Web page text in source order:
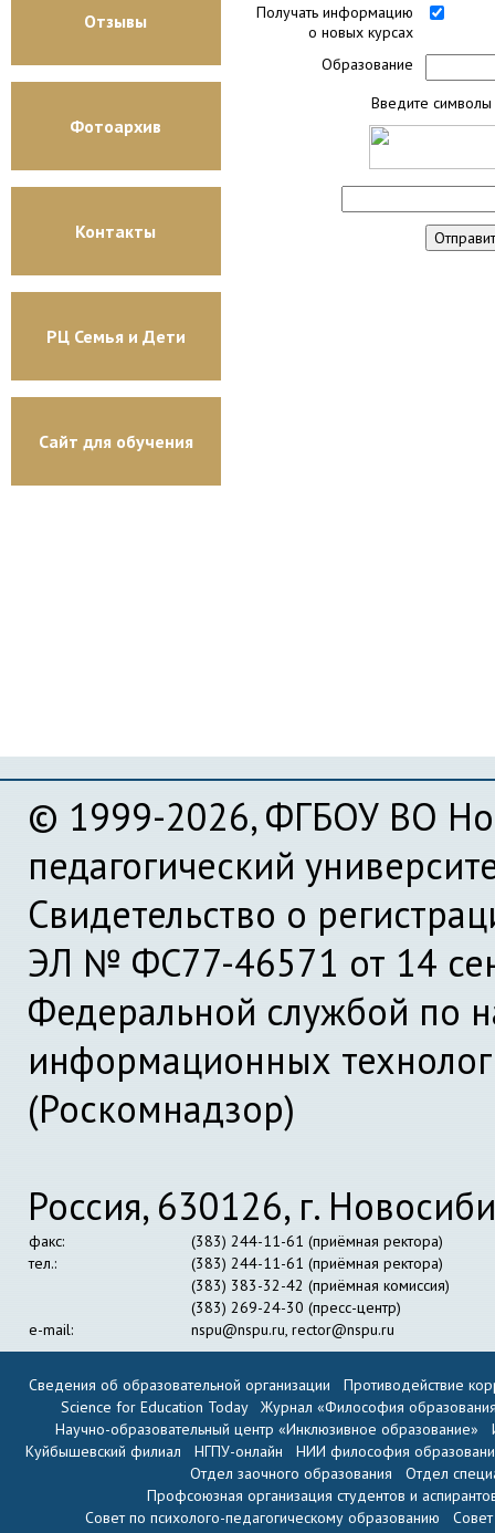
Отзывы
Фотоархив
Контакты
РЦ Семья и Дети
Сайт для обучения
Получать информацию
о новых курсах
Образование
Введите символы
© 1999-2026, ФГБОУ ВО
педагогический
Свидетельство о
ЭЛ № ФС77-46571 от 14
Федеральной службой по
информационных
(Роскомнадзор)
Россия, 630126, г.
факс:
(383) 244-11-61 (приёмная ректора)
тел.:
(383) 244-11-61 (приёмная ректора)
(383) 383-32-42 (приёмная комиссия)
(383) 269-24-30 (пресс-центр)
e-mail:
nspu@nspu.ru, rector@nspu.ru
Сведения об образовательной организации
Противодействие
Science for Education Today
Журнал «Философия
Научно-образовательный центр «Инклюзивное образование»
Куйбышевский филиал
НГПУ-онлайн
НИИ философия
Отдел заочного образования
Отдел
Профсоюзная организация студентов и
Совет по психолого-педагогическому образованию